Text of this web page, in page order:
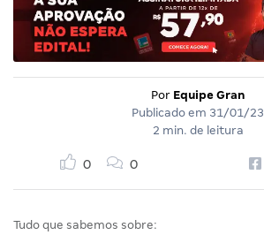
Por Equipe Gran
Publicado em 31/01/23
2 min. de leitura
0 0
Tudo que sabemos sobre: